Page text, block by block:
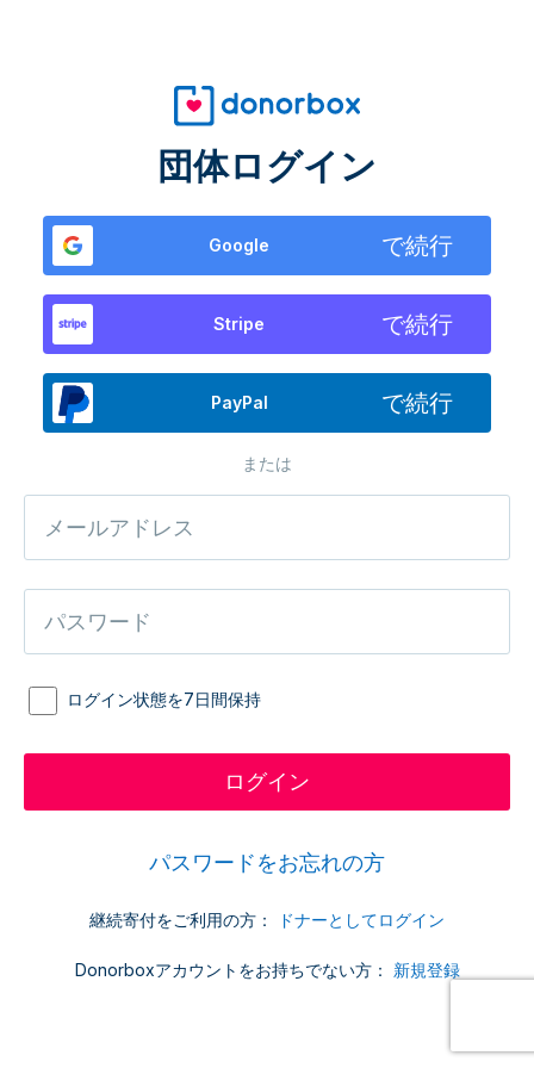
団体ログイン
Google で続行
Stripe で続行
PayPal で続行
または
ログイン状態を7日間保持
パスワードをお忘れの方
継続寄付をご利用の方： ドナーとしてログイン
Donorboxアカウントをお持ちでない方： 新規登録